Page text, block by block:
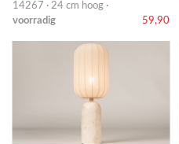
14267 · 24 cm hoog ·
voorradig
59,90